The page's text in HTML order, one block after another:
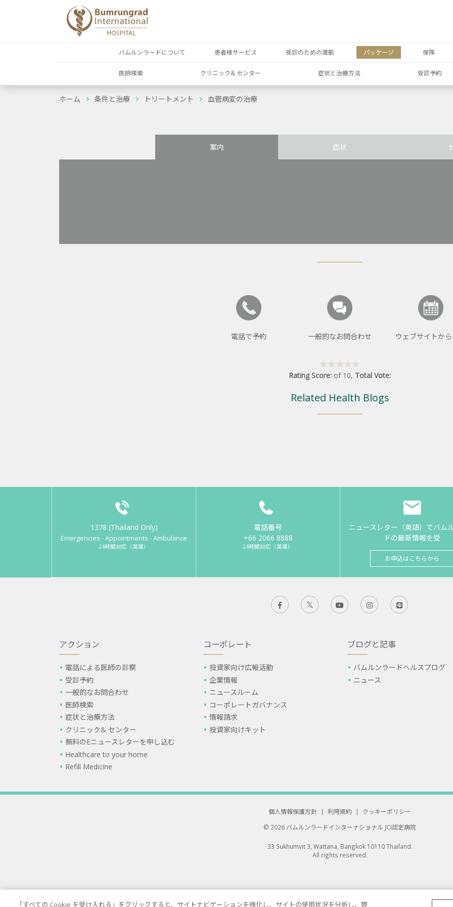
バムルンラードについて 患者様サービス 受診のための渡航 パッケージ 保険
医師検索 クリニック& センター 症状と治療方法 受診予約
ホーム 条件と治療 トリートメント 血管病変の治療
案内 症状
電話で予約 一般的なお問合わせ ウェブサイトか
Rating Score: of 10, Total Vote:
Related Health Blogs
1378 (Thailand Only)
Emergencies - Appointments - Ambulance
24時間対応（英語）
電話番号
+66 2066 8888
24時間対応（英語）
ニュースレター（英語）でバム
ドの最新情報を受
お申込はこちらから
アクション
電話による医師の診察
受診予約
一般的なお問合わせ
医師検索
症状と治療方法
クリニック& センター
無料のEニュースレターを申し込む
Healthcare to your home
Refill Medicine
コーポレート
投資家向け広報活動
企業情報
ニュースルーム
コーポレートガバナンス
情報請求
投資家向けキット
ブログと記事
バムルンラードヘルスブログ
ニュース
個人情報保護方針 | 利用規約 |
クッキーポリシー
© 2026 バムルンラードインターナショナル JCI認定病院
33 Sukhumvit 3, Wattana, Bangkok 10110 Thailand.
All rights reserved.
「すべての Cookie を受け入れる」をクリックすると、サイトナビゲーションを強化し、サイトの使用状況を分析し、弊